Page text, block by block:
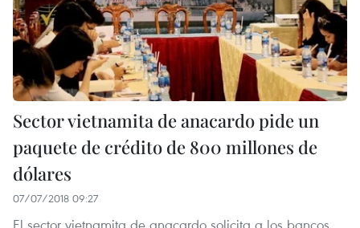
Sector vietnamita de anacardo pide un
paquete de crédito de 800 millones de
dólares
07/07/2018 09:27